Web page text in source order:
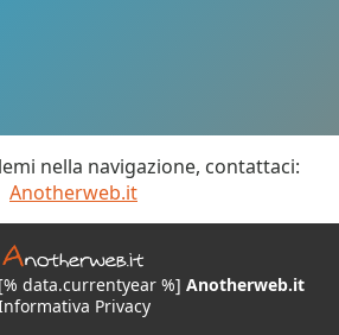
nella navigazione, contattaci:
Anotherweb.it
data.currentyear %] Anotherweb.it
Privacy